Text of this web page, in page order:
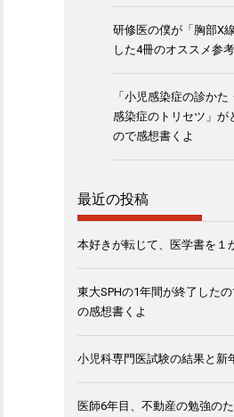
研修医の僕が「胸部X
した4冊のオススメ参
「小児感染症の診か
感染症のトリセツ」が
ので感想書くよ
最近の投稿
本好きが転じて、医学書を１
東大SPHの1年間が終了した
の感想書くよ
小児科専門医試験の結果と新
医師6年目、不動産の勉強の